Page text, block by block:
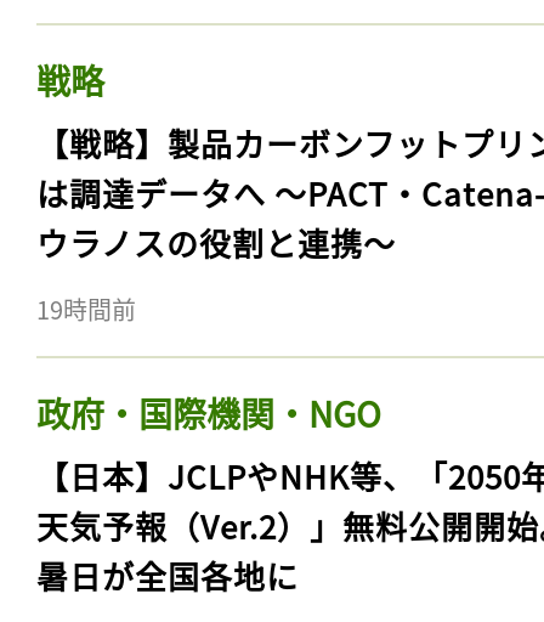
戦略
【戦略】製品カーボンフットプリ
は調達データへ 〜PACT・
ウラノスの役割と連携〜
19時間前
政府・国際機関・NGO
【日本】JCLPやNHK等、「2050
天気予報（Ver.2）」無料公開開
暑日が全国各地に